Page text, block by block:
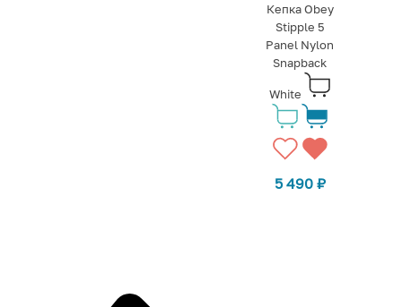
Кепка Obey
Stipple 5
Panel Nylon
Snapback
White
5 490 ₽